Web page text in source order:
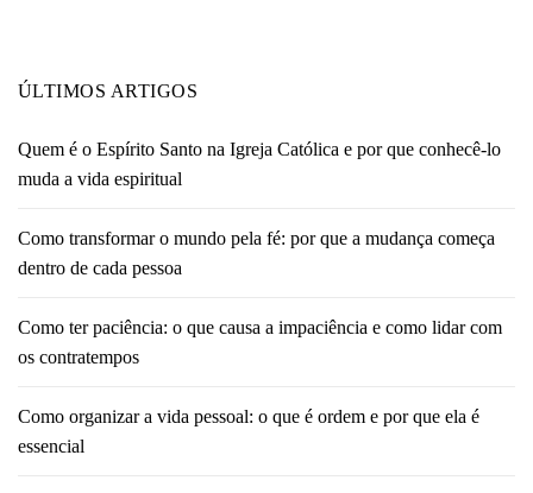
ÚLTIMOS ARTIGOS
Quem é o Espírito Santo na Igreja Católica e por que conhecê-lo
muda a vida espiritual
Como transformar o mundo pela fé: por que a mudança começa
dentro de cada pessoa
Como ter paciência: o que causa a impaciência e como lidar com
os contratempos
Como organizar a vida pessoal: o que é ordem e por que ela é
essencial